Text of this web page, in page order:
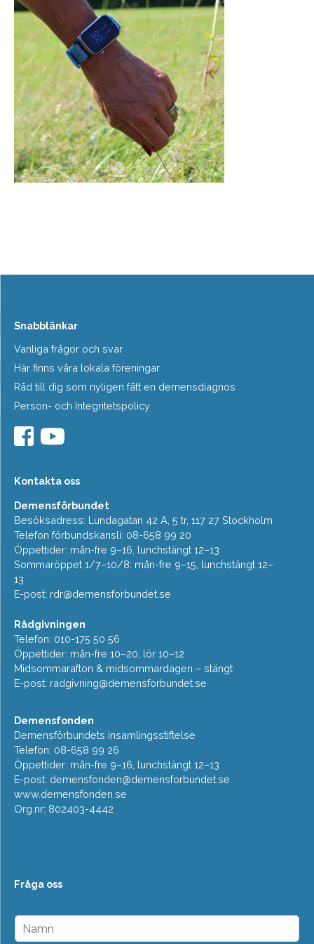
Snabblänkar
Vanliga frågor och svar
Här finns våra lokala föreningar
Råd till dig som nyligen fått en demensdiagnos
Person- och Integritetspolicy
Kontakta oss
Demensförbundet
Besöksadress: Lundagatan 42 A, 5 tr, 117 27 Stockholm
Telefon förbundskansli: 08-658 99 20
Öppettider: mån-fre 9–16, lunchstängt 12–13
Sommaröppet 1/7–10/8: mån-fre 9–15, lunchstängt 12–
13
E-post: rdr@demensforbundet.se
Rådgivningen
Telefon: 010-175 50 56
Öppettider: mån-fre 10–20, lör 10–12
Midsommarafton & midsommardagen – stängt
E-post: radgivning@demensforbundet.se
Demensfonden
Demensförbundets insamlingsstiftelse
Telefon: 08-658 99 26
Öppettider: mån-fre 9–16, lunchstängt 12–13
E-post: demensfonden@demensforbundet.se
www.demensfonden.se
Org.nr: 802403-4442
Fråga oss
N